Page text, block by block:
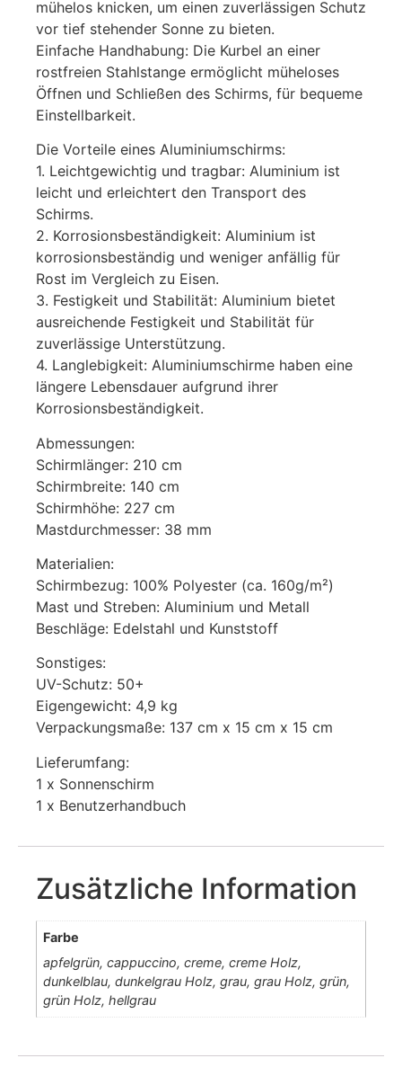
mühelos knicken, um einen zuverlässigen Schutz
vor tief stehender Sonne zu bieten.
Einfache Handhabung: Die Kurbel an einer
rostfreien Stahlstange ermöglicht müheloses
Öffnen und Schließen des Schirms, für bequeme
Einstellbarkeit.
Die Vorteile eines Aluminiumschirms:
1. Leichtgewichtig und tragbar: Aluminium ist
leicht und erleichtert den Transport des
Schirms.
2. Korrosionsbeständigkeit: Aluminium ist
korrosionsbeständig und weniger anfällig für
Rost im Vergleich zu Eisen.
3. Festigkeit und Stabilität: Aluminium bietet
ausreichende Festigkeit und Stabilität für
zuverlässige Unterstützung.
4. Langlebigkeit: Aluminiumschirme haben eine
längere Lebensdauer aufgrund ihrer
Korrosionsbeständigkeit.
Abmessungen:
Schirmlänger: 210 cm
Schirmbreite: 140 cm
Schirmhöhe: 227 cm
Mastdurchmesser: 38 mm
Materialien:
Schirmbezug: 100% Polyester (ca. 160g/m²)
Mast und Streben: Aluminium und Metall
Beschläge: Edelstahl und Kunststoff
Sonstiges:
UV-Schutz: 50+
Eigengewicht: 4,9 kg
Verpackungsmaße: 137 cm x 15 cm x 15 cm
Lieferumfang:
1 x Sonnenschirm
1 x Benutzerhandbuch
Zusätzliche Information
Farbe
apfelgrün, cappuccino, creme, creme Holz,
dunkelblau, dunkelgrau Holz, grau, grau Holz, grün,
grün Holz, hellgrau